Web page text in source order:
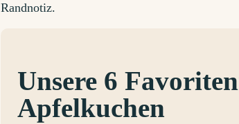
Randnotiz.
Unsere 6
Apfelkuchen